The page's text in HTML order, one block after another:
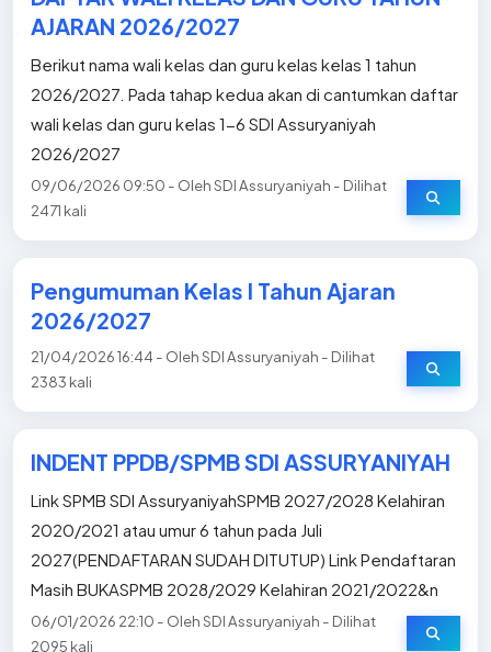
AJARAN 2026/2027
Berikut nama wali kelas dan guru kelas kelas 1 tahun
2026/2027. Pada tahap kedua akan di cantumkan daftar
wali kelas dan guru kelas 1-6 SDI Assuryaniyah
2026/2027
09/06/2026 09:50 - Oleh SDI Assuryaniyah - Dilihat
2471 kali
Pengumuman Kelas I Tahun Ajaran
2026/2027
21/04/2026 16:44 - Oleh SDI Assuryaniyah - Dilihat
2383 kali
INDENT PPDB/SPMB SDI ASSURYANIYAH
Link SPMB SDI AssuryaniyahSPMB 2027/2028 Kelahiran
2020/2021 atau umur 6 tahun pada Juli
2027(PENDAFTARAN SUDAH DITUTUP) Link Pendaftaran
Masih BUKASPMB 2028/2029 Kelahiran 2021/2022&n
06/01/2026 22:10 - Oleh SDI Assuryaniyah - Dilihat
2095 kali